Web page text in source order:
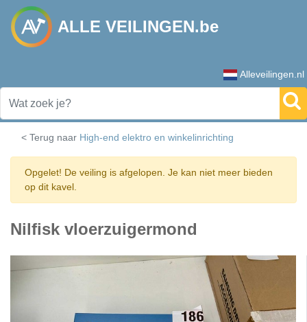
ALLE VEILINGEN.be
Alleveilingen.nl
< Terug naar High-end elektro en winkelinrichting
Opgelet! De veiling is afgelopen. Je kan niet meer bieden
op dit kavel.
Nilfisk vloerzuigermond